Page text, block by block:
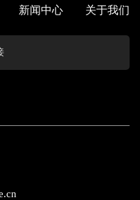
新闻中心 关于我们